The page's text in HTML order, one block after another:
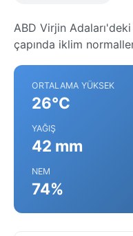
ABD Virjin
çapında iklim
ORTALAMA YÜKSEK
26°C
YAĞIŞ
42 mm
NEM
74%